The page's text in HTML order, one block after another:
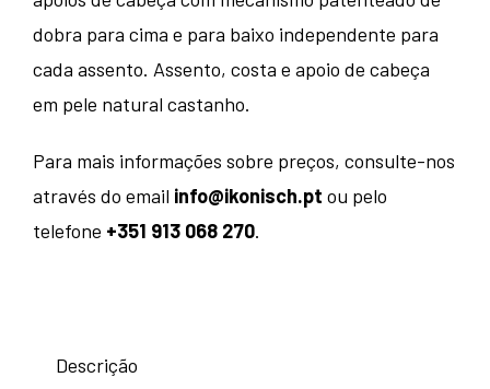
dobra para cima e para baixo independente para
cada assento. Assento, costa e apoio de cabeça
em pele natural castanho.
Para mais informações sobre preços, consulte-nos
através do email info@ikonisch.pt ou pelo
telefone +351 913 068 270.
Descrição